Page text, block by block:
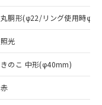
丸胴形(φ22/リング使用時
照光
きのこ 中形(φ40mm)
赤